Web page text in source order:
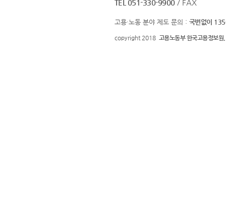
TEL 051-330-9900 / FAX
고용·노동 분야 제도 문의 : 국번없이
copyright 2018 고용노동부 한국고용정보원.